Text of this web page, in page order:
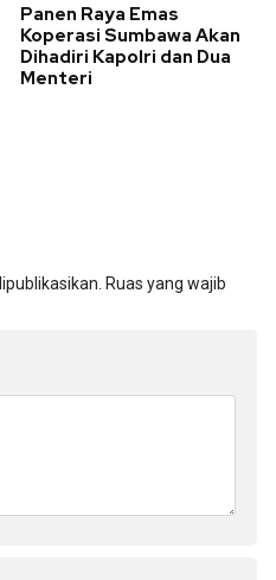
Panen Raya Emas
Koperasi Sumbawa Akan
Dihadiri Kapolri dan Dua
Menteri
Ruas yang wajib